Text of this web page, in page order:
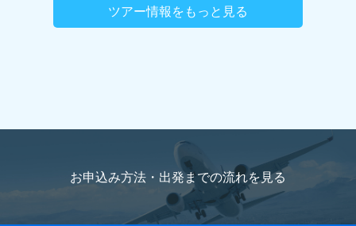
ツアー情報をもっと見る
お申込み方法・出発までの流れを見る